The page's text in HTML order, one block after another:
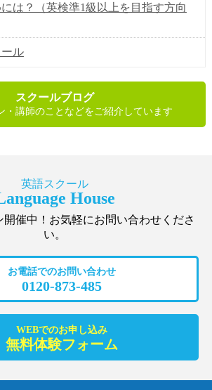
は？（英検準1級以上を目指す方向
ル
スクールブログ
・講師のことなどをご紹介しています
英語スクール
House
催中！お気軽にお問い合わせくださ
い。
お電話でのお問い合わせ
0120-873-485
WEBでのお申し込み
無料体験フォーム